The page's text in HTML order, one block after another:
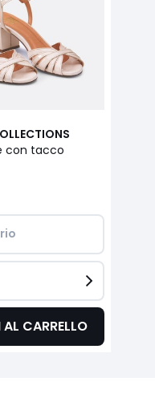
con tacco
CARRELLO